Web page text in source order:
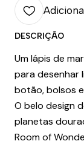
DESCRIÇÃO
Um lápis de
para desenhar
botão, bolsos
O belo design
planetas
Room of